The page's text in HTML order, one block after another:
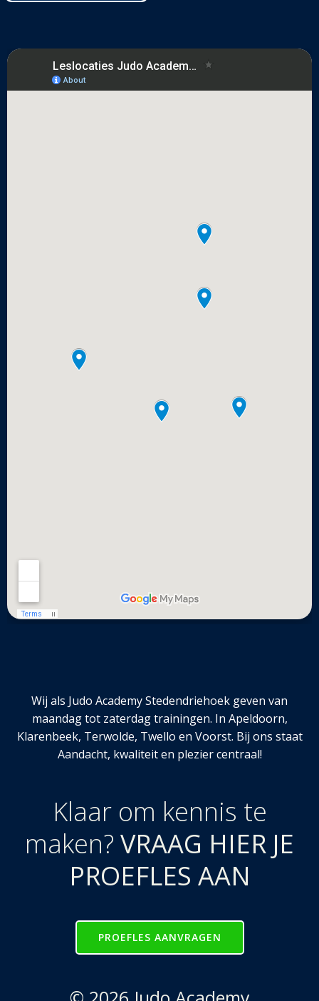
Wij als Judo Academy Stedendriehoek geven van
maandag tot zaterdag trainingen. In Apeldoorn,
Klarenbeek, Terwolde, Twello en Voorst. Bij ons staat
Aandacht, kwaliteit en plezier centraal!
Klaar om kennis te
maken? VRAAG HIER JE
PROEFLES AAN
PROEFLES AANVRAGEN